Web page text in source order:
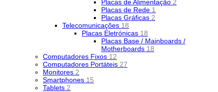
Placas de Alimentação 2
Placas de Rede 1
Placas Gráficas 2
Telecomunicações 18
Placas Eletrónicas 18
Placas Base / Mainboards /
Motherboards 18
Computadores Fixos 12
Computadores Portáteis 27
Monitores 2
Smartphones 15
Tablets 2